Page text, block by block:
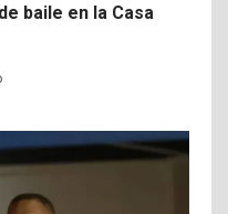
baile en la Casa